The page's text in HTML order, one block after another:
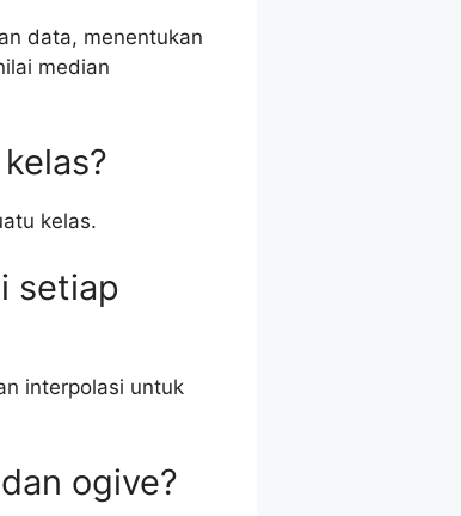
data, menentukan
median
kelas.
setiap
interpolasi untuk
ogive?